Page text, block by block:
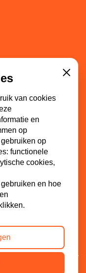
van cookies
en
op
op
functionele
cookies,
en hoe
Close